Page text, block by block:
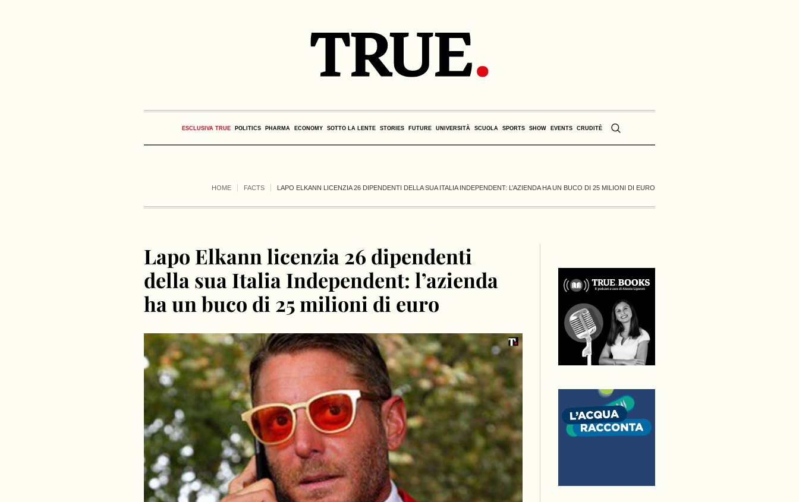
ESCLUSIVA TRUE POLITICS PHARMA ECONOMY SOTTO LA LENTE STORIES FUTURE UNIVERSITÀ SCUOLA SPORTS SHOW EVENTS CRUDITÈ
HOME FACTS LAPO ELKANN LICENZIA 26 DIPENDENTI DELLA SUA ITALIA INDEPENDENT: L’AZIENDA HA UN BUCO DI 25 MILIONI DI EURO
Lapo Elkann licenzia 26 dipendenti
della sua Italia Independent: l’azienda
ha un buco di 25 milioni di euro